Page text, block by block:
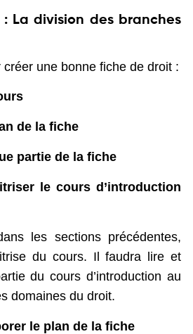
La division des branches
une bonne fiche de droit :
de la fiche
partie de la fiche
le cours d’introduction
les sections précédentes,
du cours. Il faudra lire et
du cours d’introduction au
domaines du droit.
le plan de la fiche